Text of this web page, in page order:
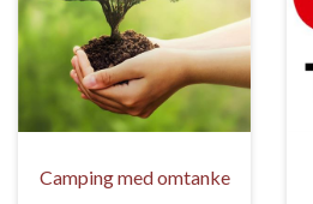
Camping med omtanke